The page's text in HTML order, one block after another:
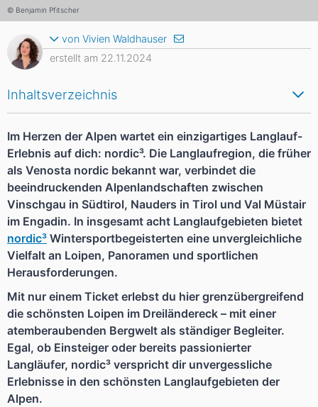
© Benjamin Pfitscher
Inhaltsverzeichnis
Im Herzen der Alpen wartet ein einzigartiges Langlauf-
Erlebnis auf dich: nordic³. Die Langlaufregion, die früher
als Venosta nordic bekannt war, verbindet die
beeindruckenden Alpenlandschaften zwischen
Vinschgau in Südtirol, Nauders in Tirol und Val Müstair
im Engadin. In insgesamt acht Langlaufgebieten bietet
nordic³ Wintersportbegeisterten eine unvergleichliche
Vielfalt an Loipen, Panoramen und sportlichen
Herausforderungen.
Mit nur einem Ticket erlebst du hier grenzübergreifend
die schönsten Loipen im Dreiländereck – mit einer
atemberaubenden Bergwelt als ständiger Begleiter.
Egal, ob Einsteiger oder bereits passionierter
Langläufer, nordic³ verspricht dir unvergessliche
Erlebnisse in den schönsten Langlaufgebieten der
Alpen.
von Vivien Waldhauser
erstellt am 22.11.2024